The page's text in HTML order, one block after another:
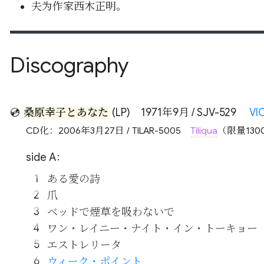
夫为作家西木正明。
Discography
💿 桑原幸子とあなた (LP) 1971年9月 / SJV-529
CD化：2006年3月27日 / TILAR-5005 Tiliqua （限量
side A：
ある愛の詩
爪
ベッドで煙草を吸わないで
ワン・レイニー・ナイト・イン・トーキョー
エストレリータ